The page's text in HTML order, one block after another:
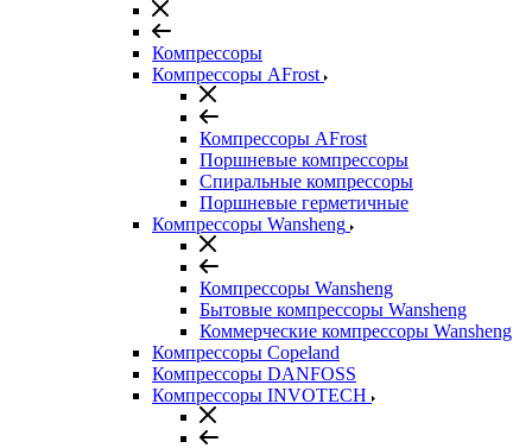
Компрессоры
Компрессоры AFrost
Компрессоры AFrost
Поршневые компрессоры
Спиральные компрессоры
Поршневые герметичные
Компрессоры Wansheng
Компрессоры Wansheng
Бытовые компрессоры Wansheng
Коммерческие компрессоры Wansheng
Компрессоры Copeland
Компрессоры DANFOSS
Компрессоры INVOTECH